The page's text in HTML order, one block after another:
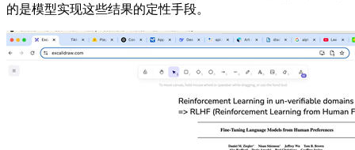
的是模型实现这些结果的定性手段。